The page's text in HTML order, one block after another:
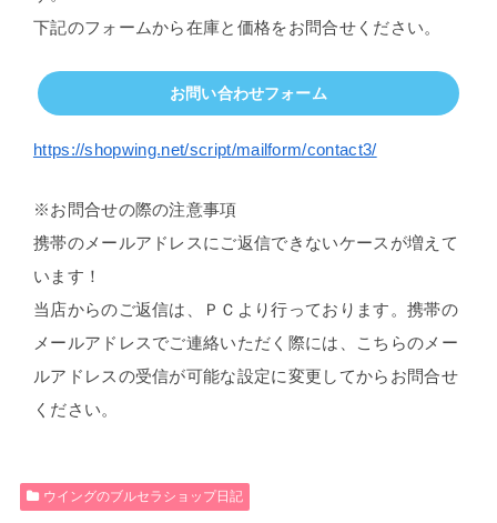
下記のフォームから在庫と価格をお問合せください。
お問い合わせフォーム
https://shopwing.net/script/mailform/contact3/
※お問合せの際の注意事項
携帯のメールアドレスにご返信できないケースが増えて
います！
当店からのご返信は、ＰＣより行っております。携帯の
メールアドレスでご連絡いただく際には、こちらのメー
ルアドレスの受信が可能な設定に変更してからお問合せ
ください。
ウイングのブルセラショップ日記